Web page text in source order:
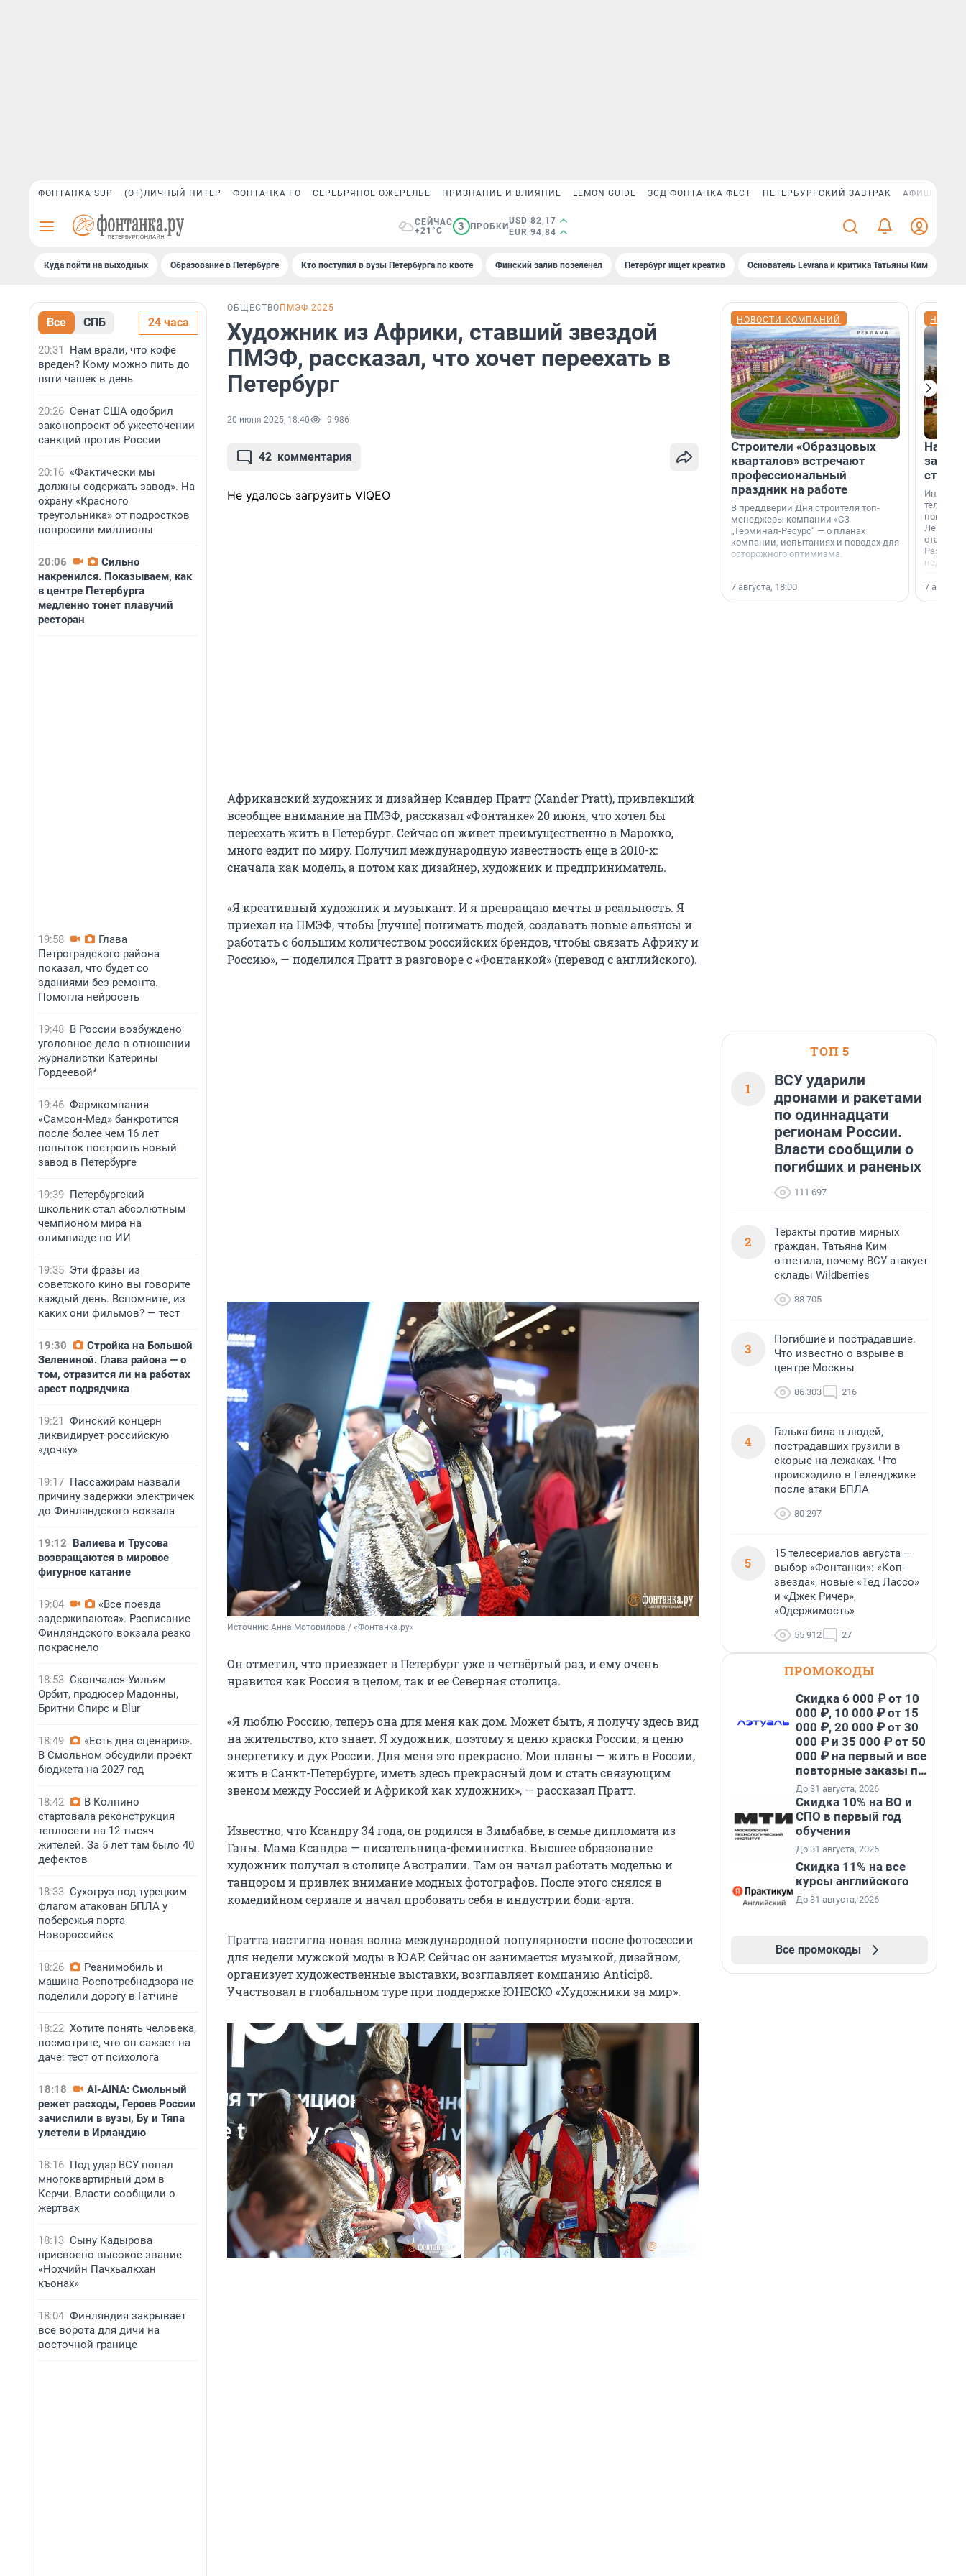
ФОНТАНКА SUP (ОТ)ЛИЧНЫЙ ПИТЕР ФОНТАНКА ГО СЕРЕБРЯНОЕ ОЖЕРЕЛЬЕ ПРИЗНАНИЕ И ВЛИЯНИЕ LEMON GUIDE ЗСД ФОНТАНКА ФЕСТ ПЕТЕРБУРГСКИЙ ЗАВТРАК АФИША PLUS
СЕЙЧАС
+21°C
3 ПРОБКИ
USD 82,17
EUR 94,84
Куда пойти на выходных Образование в Петербурге Кто поступил в вузы Петербурга по квоте Финский залив позеленел Петербург ищет креатив Основатель Levrana и критика Татьяны Ким
Все СПБ 24 часа
20:31
Нам врали, что кофе
вреден? Кому можно пить до
пяти чашек в день
20:26 Сенат США одобрил
законопроект об ужесточении
санкций против России
20:16 «Фактически мы
должны содержать завод». На
охрану «Красного
треугольника» от подростков
попросили миллионы
20:06
Сильно
накренился. Показываем, как
в центре Петербурга
медленно тонет плавучий
ресторан
19:58
Глава
Петроградского района
показал, что будет со
зданиями без ремонта.
Помогла нейросеть
19:48 В России возбуждено
уголовное дело в отношении
журналистки Катерины
Гордеевой*
19:46 Фармкомпания
«Самсон-Мед» банкротится
после более чем 16 лет
попыток построить новый
завод в Петербурге
19:39 Петербургский
школьник стал абсолютным
чемпионом мира на
олимпиаде по ИИ
19:35 Эти фразы из
советского кино вы говорите
каждый день. Вспомните, из
каких они фильмов? — тест
19:30
Стройка на Большой
Зелениной. Глава района — о
том, отразится ли на работах
арест подрядчика
19:21 Финский концерн
ликвидирует российскую
«дочку»
19:17 Пассажирам назвали
причину задержки электричек
до Финляндского вокзала
19:12 Валиева и Трусова
возвращаются в мировое
фигурное катание
19:04
«Все поезда
задерживаются». Расписание
Финляндского вокзала резко
покраснело
18:53 Скончался Уильям
Орбит, продюсер Мадонны,
Бритни Спирс и Blur
18:49
«Есть два сценария».
В Смольном обсудили проект
бюджета на 2027 год
18:42
В Колпино
стартовала реконструкция
теплосети на 12 тысяч
жителей. За 5 лет там было 40
дефектов
18:33 Сухогруз под турецким
флагом атакован БПЛА у
побережья порта
Новороссийск
18:26
Реанимобиль и
машина Роспотребнадзора не
поделили дорогу в Гатчине
18:22 Хотите понять человека,
посмотрите, что он сажает на
даче: тест от психолога
18:18
AI-AINA: Смольный
режет расходы, Героев России
зачислили в вузы, Бу и Тяпа
улетели в Ирландию
18:16 Под удар ВСУ попал
многоквартирный дом в
Керчи. Власти сообщили о
жертвах
18:13 Сыну Кадырова
присвоено высокое звание
«Нохчийн Пачхьалкхан
къонах»
18:04 Финляндия закрывает
все ворота для дичи на
восточной границе
ОБЩЕСТВО ПМЭФ 2025
Художник из Африки, ставший звездой
ПМЭФ, рассказал, что хочет переехать в
Петербург
20 июня 2025, 18:40 9 986
42 комментария
Не удалось загрузить VIQEO
Африканский художник и дизайнер Ксандер Пратт (Xander Pratt), привлекший
всеобщее внимание на ПМЭФ, рассказал «Фонтанке»20 июня, что хотел бы
переехать жить в Петербург. Сейчас он живет преимущественно в Марокко,
много ездит по миру. Получил международную известность еще в 2010-х:
сначала как модель, а потом как дизайнер, художник и предприниматель.
«Я креативный художник и музыкант. И я превращаю мечты в реальность. Я
приехал на ПМЭФ, чтобы [лучше] понимать людей, создавать новые альянсы и
работать с большим количеством российских брендов, чтобы связать Африку и
Россию», — поделился Пратт в разговоре с «Фонтанкой» (перевод с английского).
Источник: Анна Мотовилова / «Фонтанка.ру»
Он отметил, что приезжает в Петербург уже в четвёртый раз, и ему очень
нравится как Россия в целом, так и ее Северная столица.
«Я люблю Россию, теперь она для меня как дом. Может быть, я получу здесь вид
на жительство, кто знает. Я художник, поэтому я ценю краски России, я ценю
энергетику и дух России. Для меня это прекрасно. Мои планы — жить в России,
жить в Санкт-Петербурге, иметь здесь прекрасный дом и стать связующим
звеном между Россией и Африкой как художник», — рассказал Пратт.
Известно, что Ксандру 34 года, он родился в Зимбабве, в семье дипломата из
Ганы. Мама Ксандра — писательница-феминистка. Высшее образование
художник получал в столице Австралии. Там он начал работать моделью и
танцором и привлек внимание модных фотографов. После этого снялся в
комедийном сериале и начал пробовать себя в индустрии боди-арта.
Пратта настигла новая волна международной популярности после фотосессии
для недели мужской моды в ЮАР. Сейчас он занимается музыкой, дизайном,
организует художественные выставки, возглавляет компанию Anticip8.
Участвовал в глобальном туре при поддержке ЮНЕСКО «Художники за мир».
НОВОСТИ КОМПАНИЙ
Строители «Образцовых
кварталов» встречают
профессиональный
праздник на работе
В преддверии Дня строителя топ-
менеджеры компании «СЗ
„Терминал-Ресурс“ — о планах
компании, испытаниях и поводах для
осторожного оптимизма.
7 августа, 18:00
На
станции
7
ТОП 5
1
ВСУ ударили
дронами и ракетами
по одиннадцати
регионам России.
Власти сообщили о
погибших и раненых
111 697
2
Теракты против мирных
граждан. Татьяна Ким
ответила, почему ВСУ атакует
склады Wildberries
88 705
3
Погибшие и пострадавшие.
Что известно о взрыве в
центре Москвы
86 303 216
4
Галька била в людей,
пострадавших грузили в
скорые на лежаках. Что
происходило в Геленджике
после атаки БПЛА
80 297
5
15 телесериалов августа —
выбор «Фонтанки»: «Коп-
звезда», новые «Тед Лассо»
и «Джек Ричер»,
«Одержимость»
55 912 27
ПРОМОКОДЫ
Скидка 6 000 ₽ от 10
000 ₽, 10 000 ₽ от 15
000 ₽, 20 000 ₽ от 30
000 ₽ и 35 000 ₽ от 50
000 ₽ на первый и все
повторные заказы по
промокоду НАБЕРИ
До 31 августа, 2026
Скидка 10% на ВО и
СПО в первый год
обучения
До 31 августа, 2026
Скидка 11% на все
курсы английского
До 31 августа, 2026
Все промокоды